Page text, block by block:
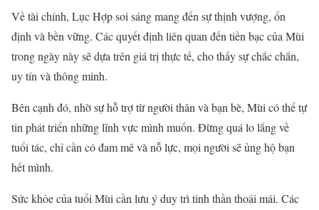
Về tài chính, Lục Hợp soi sáng mang đến sự thịnh vượng, ổn
định và bền vững. Các quyết định liên quan đến tiền bạc của Mùi
trong ngày này sẽ dựa trên giá trị thực tế, cho thấy sự chắc chắn,
uy tín và thông minh.
Bên cạnh đó, nhờ sự hỗ trợ từ người thân và bạn bè, Mùi có thể tự
tin phát triển những lĩnh vực mình muốn. Đừng quá lo lắng về
tuổi tác, chỉ cần có đam mê và nỗ lực, mọi người sẽ ủng hộ bạn
hết mình.
Sức khỏe của tuổi Mùi cần lưu ý duy trì tinh thần thoải mái. Các